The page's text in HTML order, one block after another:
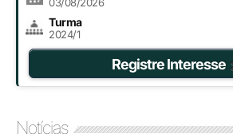
Turma
2024/1
Registre Interesse
Notícias